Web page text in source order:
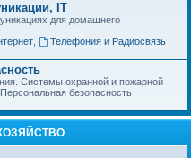
IT
для домашнего
,
Телефония и Радиосвязь
Системы охранной и пожарной
безопасность